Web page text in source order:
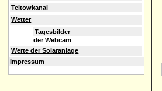
Teltowkanal
Wetter
Tagesbilder
der Webcam
Werte der Solaranlage
Impressum